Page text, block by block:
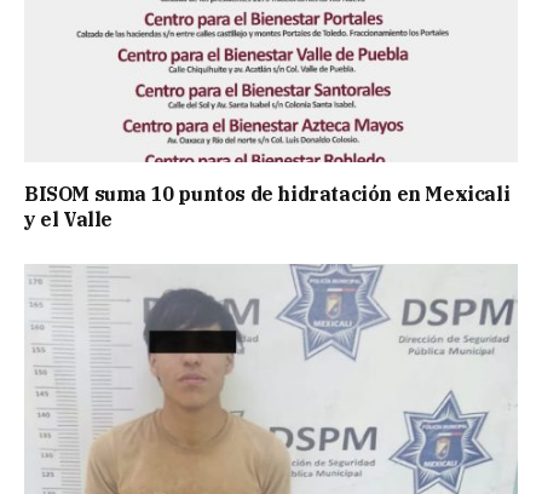
BISOM suma 10 puntos de hidratación en Mexicali
y el Valle